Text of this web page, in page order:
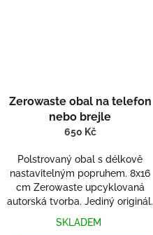
Zerowaste obal na telefon
nebo brejle
650 Kč
Polstrovaný obal s délkově
nastavitelným popruhem. 8x16
cm Zerowaste upcyklovaná
autorská tvorba. Jediný originál.
SKLADEM